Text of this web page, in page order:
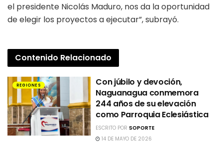
el presidente Nicolás Maduro, nos da la oportunidad
de elegir los proyectos a ejecutar”, subrayó.
Contenido Relacionado
REGIONES
Con júbilo y devoción,
Naguanagua conmemora
244 años de su elevación
como Parroquia Eclesiástica
ESCRITO PORSOPORTE
14 DE MAYO DE 2026